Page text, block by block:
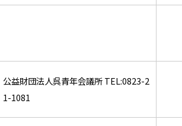
公益財団法人呉青年会議所 TEL:0823-2
1-1081